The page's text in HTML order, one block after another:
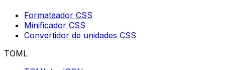
Formateador CSS
Minificador CSS
Convertidor de unidades CSS
TOML